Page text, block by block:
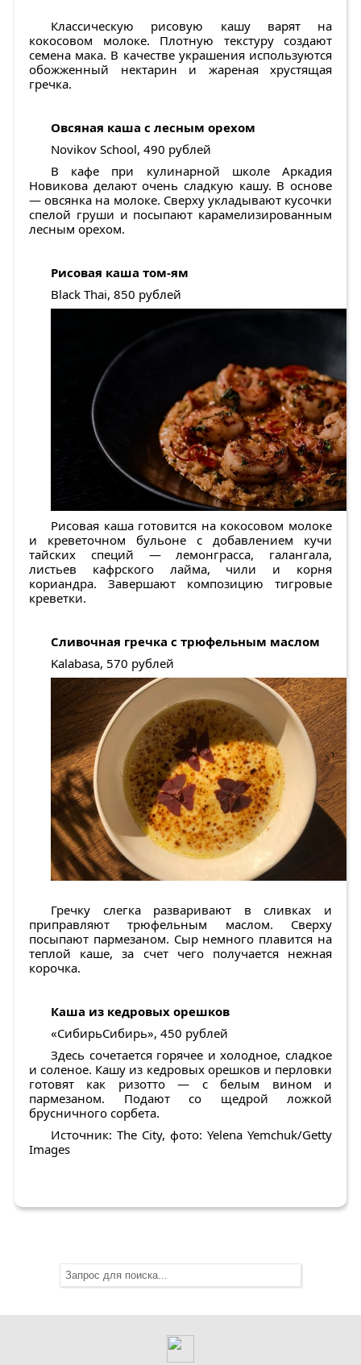
Классическую рисовую кашу варят на
кокосовом молоке. Плотную текстуру создают
семена мака. В качестве украшения используются
обожженный нектарин и жареная хрустящая
гречка.
Овсяная каша с лесным орехом
Novikov School, 490 рублей
В кафе при кулинарной школе Аркадия
Новикова делают очень сладкую кашу. В основе
— овсянка на молоке. Сверху укладывают кусочки
спелой груши и посыпают карамелизированным
лесным орехом.
Рисовая каша том-ям
Black Thai, 850 рублей
Рисовая каша готовится на кокосовом молоке
и креветочном бульоне с добавлением кучи
тайских специй — лемонграсса, галангала,
листьев кафрского лайма, чили и корня
кориандра. Завершают композицию тигровые
креветки.
Сливочная гречка с трюфельным маслом
Kalabasa, 570 рублей
Гречку слегка разваривают в сливках и
приправляют трюфельным маслом. Сверху
посыпают пармезаном. Сыр немного плавится на
теплой каше, за счет чего получается нежная
корочка.
Каша из кедровых орешков
«СибирьСибирь», 450 рублей
Здесь сочетается горячее и холодное, сладкое
и соленое. Кашу из кедровых орешков и перловки
готовят как ризотто — с белым вином и
пармезаном. Подают со щедрой ложкой
брусничного сорбета.
Источник: The City, фото: Yelena Yemchuk/Getty
Images